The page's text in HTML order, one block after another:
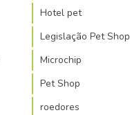
Hotel pet
Legislação Pet Shop
Microchip
Pet Shop
roedores